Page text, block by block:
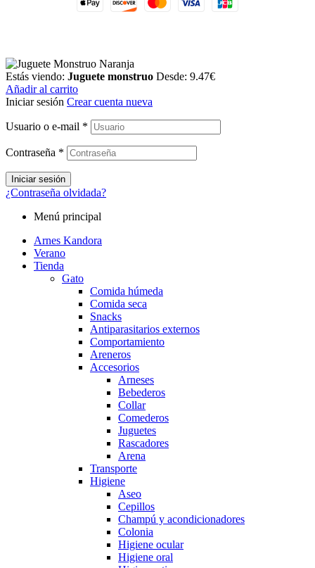
Estás viendo: Juguete monstruo Desde: 9.47€
Añadir al carrito
Iniciar sesión Crear cuenta nueva
Usuario o e-mail *
Contraseña *
Iniciar sesión
¿Contraseña olvidada?
Menú principal
Arnes Kandora
Verano
Tienda
Gato
Comida húmeda
Comida seca
Snacks
Antiparasitarios externos
Comportamiento
Areneros
Accesorios
Arneses
Bebederos
Collar
Comederos
Juguetes
Rascadores
Arena
Transporte
Higiene
Aseo
Cepillos
Champú y acondicionadores
Colonia
Higiene ocular
Higiene oral